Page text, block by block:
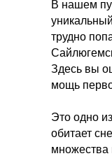
В нашем
трудно
Здесь вы
мощь
Это одно
обитает
множества